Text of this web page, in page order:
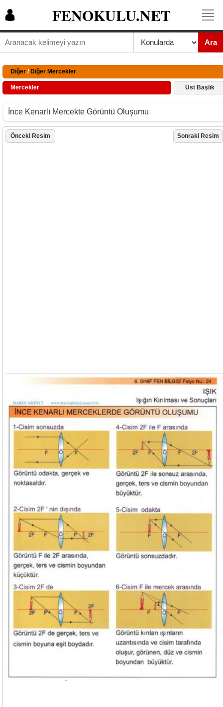
FENOKULU.NET
Ara
Diğer / Diğer Mercekler
Mercekler Üst Başlık
İnce Kenarlı Mercekte Görüntü Oluşumu
Önceki Resim Sonraki Resim